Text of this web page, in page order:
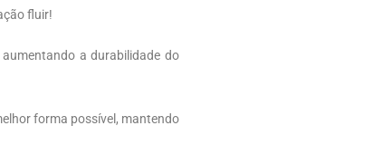
fluir!
a durabilidade do
forma possível, mantendo